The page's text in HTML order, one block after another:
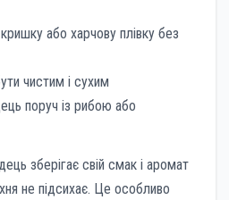
або харчову плівку без
чистим і сухим
поруч із рибою або
зберігає свій смак і аромат
не підсихає. Це особливо